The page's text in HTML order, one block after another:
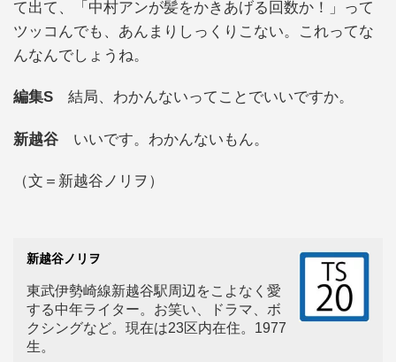
て出て、「中村アンが髪をかきあげる回数か！」って
ツッコんでも、あんまりしっくりこない。これってな
んなんでしょうね。
編集S 結局、わかんないってことでいいですか。
新越谷 いいです。わかんないもん。
（文＝新越谷ノリヲ）
新越谷ノリヲ
東武伊勢崎線新越谷駅周辺をこよなく愛
する中年ライター。お笑い、ドラマ、ボ
クシングなど。現在は23区内在住。1977
生。